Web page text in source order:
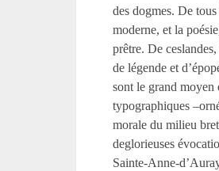
des dogmes. De
moderne, et la
prêtre. De
de légende et
sont le grand moyen
typographiques
morale du milieu
deglorieuses
Sainte-Anne-